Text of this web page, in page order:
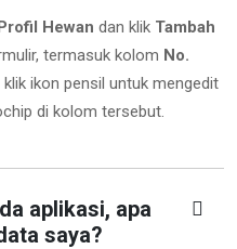
Hewan dan klik Tambah
termasuk kolom No.
ikon pensil untuk mengedit
di kolom tersebut.
aplikasi, apa
saya?